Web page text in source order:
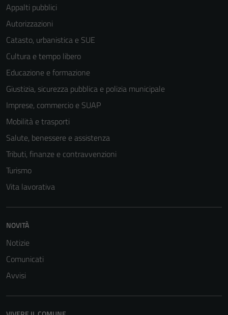
Appalti pubblici
Autorizzazioni
Catasto, urbanistica e SUE
Cultura e tempo libero
Educazione e formazione
Giustizia, sicurezza pubblica e polizia municipale
Imprese, commercio e SUAP
Mobilità e trasporti
Salute, benessere e assistenza
Tributi, finanze e contravvenzioni
Turismo
Vita lavorativa
NOVITÀ
Notizie
Comunicati
Avvisi